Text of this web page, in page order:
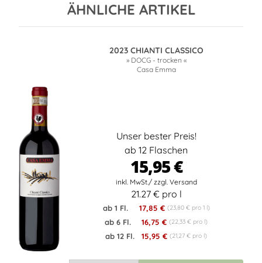
ÄHNLICHE ARTIKEL
2023 CHIANTI CLASSICO
» DOCG - trocken «
Casa Emma
Unser bester Preis!
ab 12 Flaschen
15,95 €
21.27 € pro l
ab 1 Fl. 17,85 € (23,80 € pro 1 l)
ab 6 Fl. 16,75 € (22,33 € pro l)
ab 12 Fl. 15,95 € (21,27 € pro l)